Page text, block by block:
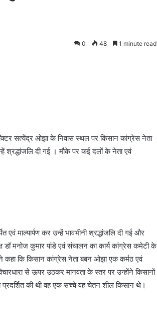
0 48 1 minute read
सत्येंद्र ओझा के निवास स्थल पर किसान कांग्रेस नेता
श्रद्धांजलि दी गई । मौके पर कई दलों के नेता एवं
माल्यार्पण कर उन्हें भावभीनी श्रद्धांजलि दी गई और
डॉ मनोज कुमार पांडे एवं संचालन का कार्य कांग्रेस कमेटी के
कहा कि किसान कांग्रेस नेता बबन ओझा एक कर्मठ एवं
से ऊपर उठकर मानवता के स्तर पर उन्होंने किसानों
की थी वह एक सच्चे वह चेतन शील किसान थे।